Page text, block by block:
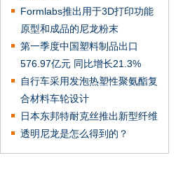
Formlabs推出用于3D打印功能
原型和成品的尼龙粉末
第一季度中国塑料制品出口
576.97亿元 同比增长21.3%
自行车采用发泡热塑性聚氨酯复
合材料车轮设计
日本东邦特耐克丝推出新型纤维
透明尼龙是怎么得到的？